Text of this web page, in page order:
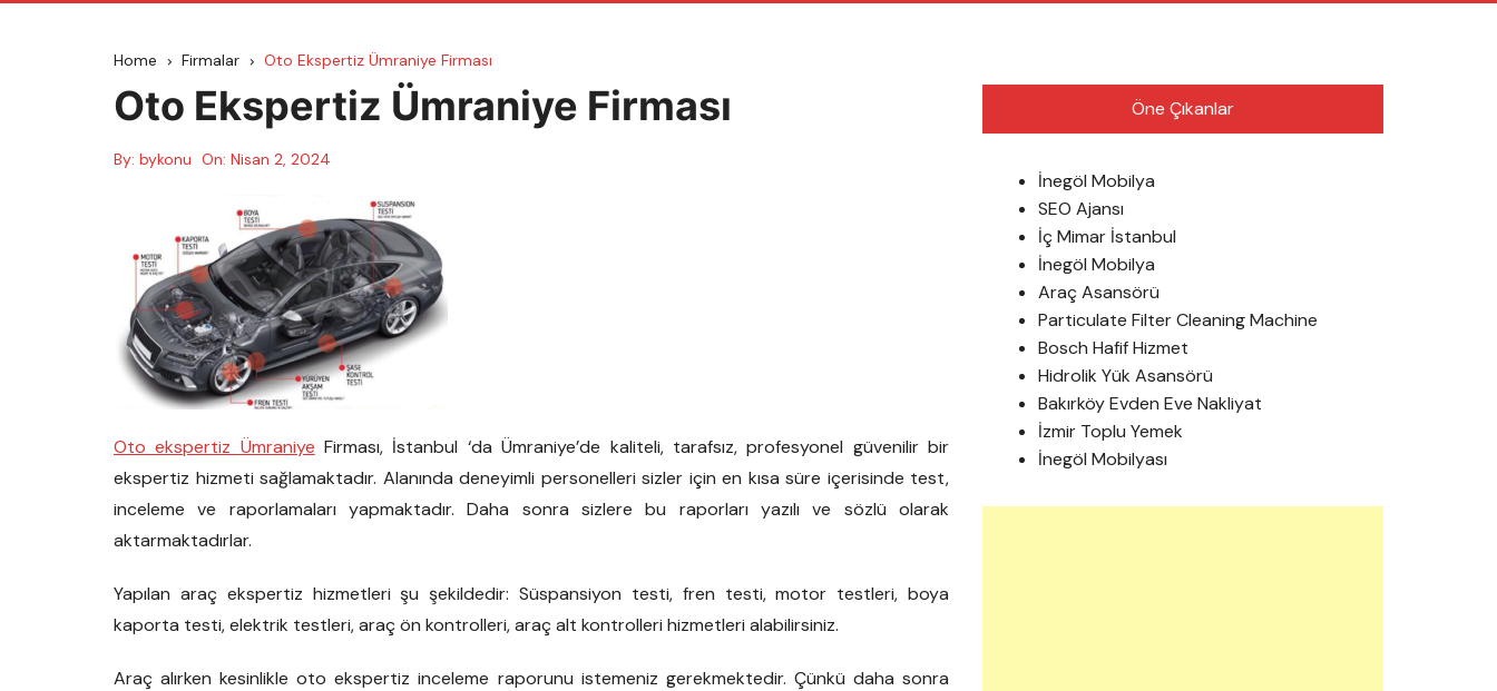
Home Firmalar Oto Ekspertiz Ümraniye Firması
Oto Ekspertiz Ümraniye Firması
By: bykonu On: Nisan 2, 2024
Oto ekspertiz Ümraniye Firması, İstanbul ‘da Ümraniye’de kaliteli, tarafsız, profesyonel güvenilir bir
ekspertiz hizmeti sağlamaktadır. Alanında deneyimli personelleri sizler için en kısa süre içerisinde test,
inceleme ve raporlamaları yapmaktadır. Daha sonra sizlere bu raporları yazılı ve sözlü olarak
aktarmaktadırlar.
Yapılan araç ekspertiz hizmetleri şu şekildedir: Süspansiyon testi, fren testi, motor testleri, boya
kaporta testi, elektrik testleri, araç ön kontrolleri, araç alt kontrolleri hizmetleri alabilirsiniz.
Araç alırken kesinlikle oto ekspertiz inceleme raporunu istemeniz gerekmektedir. Çünkü daha sonra
Öne Çıkanlar
İnegöl Mobilya
SEO Ajansı
İç Mimar İstanbul
İnegöl Mobilya
Araç Asansörü
Particulate Filter Cleaning Machine
Bosch Hafif Hizmet
Hidrolik Yük Asansörü
Bakırköy Evden Eve Nakliyat
İzmir Toplu Yemek
İnegöl Mobilyası